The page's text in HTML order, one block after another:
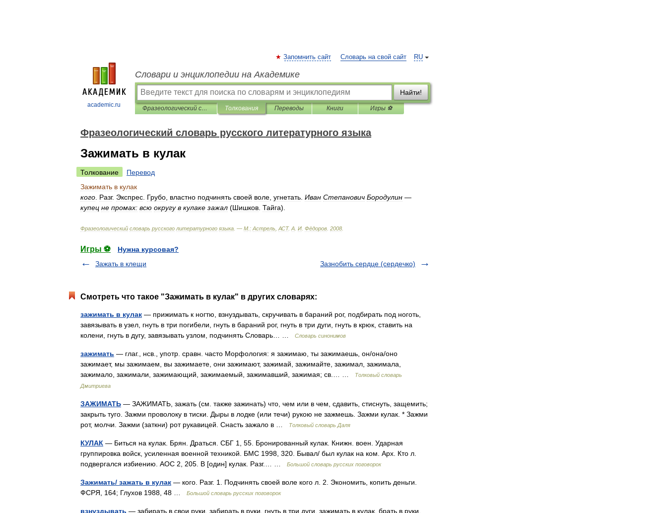
academic.ru
RU
Запомнить сайт Словарь на свой сайт
Словари и энциклопедии на Академике
Найти!
Фразеологический словарь русского литературного языка Толкования Переводы Книги Игры ⚽
Фразеологический словарь русского литературного языка
Зажимать в кулак
Толкование
Перевод
Зажимать в кулак
кого Разг. Экспрес Грубо властно подчинять своей воле угнетать Иван Степанович Бородулин —
купец не промах: всю округу в кулаке зажал (Шишков Тайга).
Фразеологический словарь русского литературного языка . — М : Астрель АСТ. А И Фёдоров 2008
Игры ⚽
Нужна курсовая?
Зажать в клещи
Зазнобить сердце (сердечко)
Смотреть что такое "Зажимать в кулак" в других словарях:
зажимать в кулак — прижимать к ногтю, взнуздывать, скручивать в бараний рог, подбирать под ноготь,
завязывать в узел, гнуть в три погибели, гнуть в бараний рог, гнуть в три дуги, гнуть в крюк, ставить на
колени, гнуть в дугу, завязывать узлом, подчинять Словарь… …
Словарь синонимов
зажимать — глаг., нсв., употр. сравн. часто Морфология: я зажимаю, ты зажимаешь, он/она/оно
зажимает, мы зажимаем, вы зажимаете, они зажимают, зажимай, зажимайте, зажимал, зажимала,
зажимало, зажимали, зажимающий, зажимаемый, зажимавший, зажимая; св.… …
Толковый словарь
Дмитриева
ЗАЖИМАТЬ — ЗАЖИМАТЬ, зажать (см. также зажинать) что, чем или в чем, сдавить, стиснуть, защемить;
закрыть туго. Зажми проволоку в тиски. Дыры в лодке (или течи) рукою не зажмешь. Зажми кулак. * Зажми
рот, молчи. Зажми (заткни) рот рукавицей. Снасть зажало в …
Толковый словарь Даля
КУЛАК — Биться на кулак. Брян. Драться. СБГ 1, 55. Бронированный кулак. Книжн. воен. Ударная
группировка войск, усиленная военной техникой. БМС 1998, 320. Бывал/ был кулак на ком. Арх. Кто л.
подвергался избиению. АОС 2, 205. В [один] кулак. Разг.… …
Большой словарь русских поговорок
Зажимать/ зажать в кулак — кого. Разг. 1. Подчинять своей воле кого л. 2. Экономить, копить деньги.
ФСРЯ, 164; Глухов 1988, 48 …
Большой словарь русских поговорок
взнуздывать — забирать в свои руки, забирать в руки, гнуть в три дуги, зажимать в кулак, брать в руки,